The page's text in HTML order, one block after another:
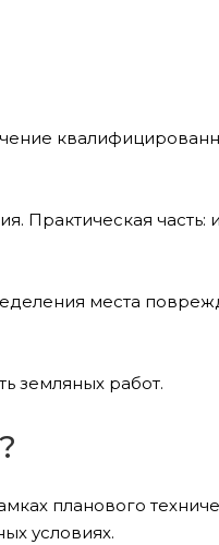
Практическая часть:
места
земляных работ.
планового
условиях.